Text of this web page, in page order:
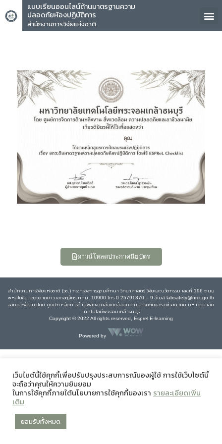
แบบเรียนออนไลน์ด้านมาตรฐานความ
ปลอดภัยห้องปฏิบัติการ
สำนักงานการวิจัยแห่งชาติ
คุณ
ดาวน์โหลดประกาศนียบัตร
สำนักงานการวิจัยแห่งชาติ (วช.) กระทรวงการอุดมศึกษา วิทยาศาสตร์ วิจัยและนวัตกรรม เลขที่ 196 ถนน
พหลโยธิน แขวงลาดยาว เขตจตุจักร กทม. 10900 โทร 0 25791370 – 9 อีเมล์ labsafety@nrct.go.th
ออกและพัฒนาโดย ศูนย์การจัดการด้านพลังงานสิ่งแวดล้อมความปลอดภัยและอาชีวอนามัย มหาวิทยาลัย
เทคโนโลยีพระจอมเกล้าธนบุรี
Copyright © 2022 All rights reserved, Esprel E-learning
Powered by
เว็บไซต์นี้ใช้คุกกี้เพื่อปรับปรุงประสบการณ์ของผู้ใช้ การใช้เว็บไซต์นี้
จะถือว่าคุณให้ความยินยอม
ในการใช้คุกกี้ภายใต้นโยบายการใช้คุกกี้ของเรา รายละเอียดเพิ่ม
เติม
ยอมรับทั้งหมด